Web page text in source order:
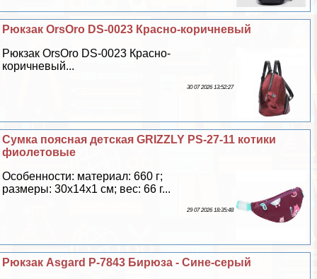
Рюкзак OrsOro DS-0023 Красно-коричневый
Рюкзак OrsOro DS-0023 Красно-
коричневый...
30 07 2026 13:52:27
Сумка поясная детская GRIZZLY PS-27-11 котики
фиолетовые
Особенности: материал: 660 г;
размеры: 30х14х1 см; вес: 66 г...
29 07 2026 18:35:48
Рюкзак Asgard Р-7843 Бирюза - Сине-серый